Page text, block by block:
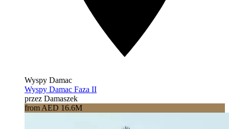
Wyspy Damac
Wyspy Damac Faza II
przez Damaszek
from AED 16.6M